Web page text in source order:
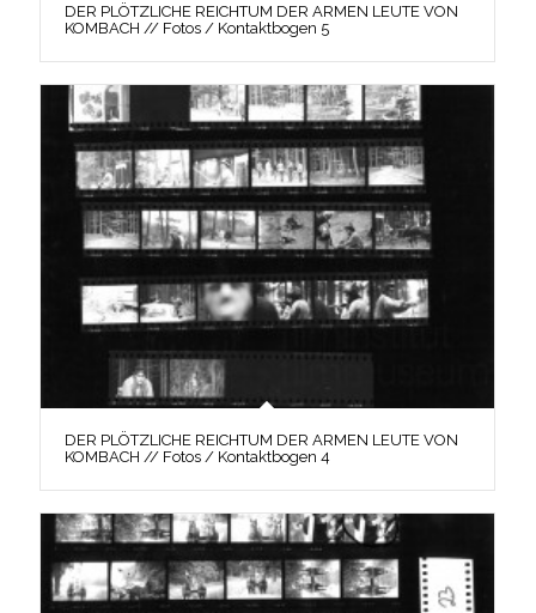
DER PLÖTZLICHE REICHTUM DER ARMEN LEUTE VON
KOMBACH // Fotos / Kontaktbogen 5
DER PLÖTZLICHE REICHTUM DER ARMEN LEUTE VON
KOMBACH // Fotos / Kontaktbogen 4